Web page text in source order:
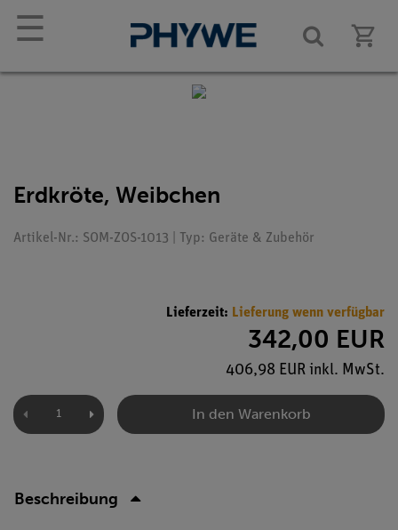
☰
Erdkröte, Weibchen
Artikel-Nr.: SOM-ZOS-1013 | Typ: Geräte & Zubehör
Lieferzeit: Lieferung wenn verfügbar
342,00 EUR
406,98 EUR inkl. MwSt.
In den Warenkorb
Beschreibung